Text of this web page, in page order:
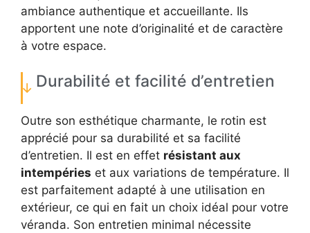
ambiance authentique et accueillante. Ils
apportent une note d’originalité et de caractère
à votre espace.
Durabilité et facilité d’entretien
Outre son esthétique charmante, le rotin est
apprécié pour sa durabilité et sa facilité
d’entretien. Il est en effet résistant aux
intempéries et aux variations de température. Il
est parfaitement adapté à une utilisation en
extérieur, ce qui en fait un choix idéal pour votre
véranda. Son entretien minimal nécessite